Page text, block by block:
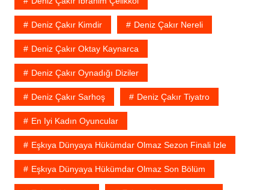
Deniz Çakır Kimdir Deniz Çakır Nereli
Deniz Çakır Oktay Kaynarca
Deniz Çakır Oynadığı Diziler
Deniz Çakır Sarhoş Deniz Çakır Tiyatro
En Iyi Kadın Oyuncular
Eşkıya Dünyaya Hükümdar Olmaz Sezon Finali Izle
Eşkıya Dünyaya Hükümdar Olmaz Son Bölüm